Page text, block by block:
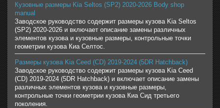
Кузовные размеры Kia Seltos (SP2) 2020-2026 Body shop
manual
Заводское руководство содержит размеры кузова Kia Seltos
(SP2) 2020-2026 и включает описание замены различных
элементов кузова и кузовные размеры, контрольные точки
геометрии кузова Киа Селтос.
Размеры кузова Kia Ceed (CD) 2019-2024 (5DR Hatchback)
Заводское руководство содержит размеры кузова Kia Ceed
(CD) 2019-2024 (5DR Hatchback) и включает описание замены
различных элементов кузова и кузовные размеры,
контрольные точки геометрии кузова Киа Сид третьего
поколения.